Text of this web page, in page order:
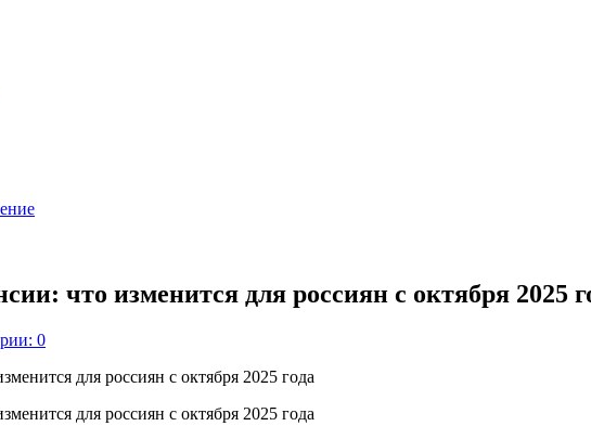
что изменится для россиян с октября 2025
0